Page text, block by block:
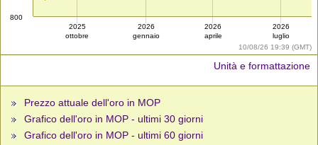
10/08/26 19:39 (GMT)
800
2025
ottobre
2026
gennaio
2026
aprile
2026
luglio
Unità e formattazione
Prezzo attuale dell'oro in MOP
Grafico dell'oro in MOP - ultimi 30 giorni
Grafico dell'oro in MOP - ultimi 60 giorni